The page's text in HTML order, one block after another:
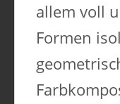
allem voll
Formen